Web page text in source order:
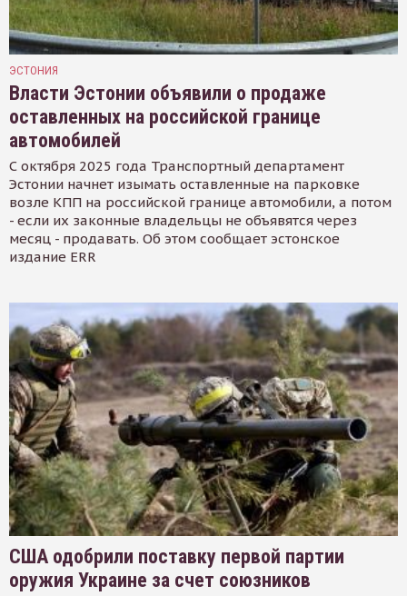
ЭСТОНИЯ
Власти Эстонии объявили о продаже
оставленных на российской границе
автомобилей
С октября 2025 года Транспортный департамент
Эстонии начнет изымать оставленные на парковке
возле КПП на российской границе автомобили, а потом
- если их законные владельцы не объявятся через
месяц - продавать. Об этом сообщает эстонское
издание ERR
США одобрили поставку первой партии
оружия Украине за счет союзников